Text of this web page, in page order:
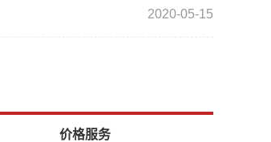
2020-05-15
价格服务